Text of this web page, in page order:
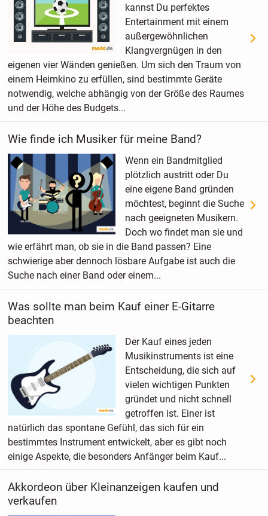
kannst Du perfektes
Entertainment mit einem
außergewöhnlichen
Klangvergnügen in den
eigenen vier Wänden genießen. Um sich den Traum von
einem Heimkino zu erfüllen, sind bestimmte Geräte
notwendig, welche abhängig von der Größe des Raumes
und der Höhe des Budgets...
Wie finde ich Musiker für meine Band?
Wenn ein Bandmitglied
plötzlich austritt oder Du
eine eigene Band gründen
möchtest, beginnt die Suche
nach geeigneten Musikern.
Doch wo findet man sie und
wie erfährt man, ob sie in die Band passen? Eine
schwierige aber dennoch lösbare Aufgabe ist auch die
Suche nach einer Band oder einem...
Was sollte man beim Kauf einer E-Gitarre
beachten
Der Kauf eines jeden
Musikinstruments ist eine
Entscheidung, die sich auf
vielen wichtigen Punkten
gründet und nicht schnell
getroffen ist. Einer ist
natürlich das spontane Gefühl, das sich für ein
bestimmtes Instrument entwickelt, aber es gibt noch
einige Aspekte, die besonders Anfänger beim Kauf...
Akkordeon über Kleinanzeigen kaufen und
verkaufen